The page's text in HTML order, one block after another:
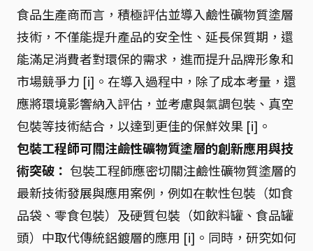
食品生產商而言，積極評估並導入鹼性礦物質塗層
技術，不僅能提升產品的安全性、延長保質期，還
能滿足消費者對環保的需求，進而提升品牌形象和
市場競爭力 [i]。在導入過程中，除了成本考量，還
應將環境影響納入評估，並考慮與氣調包裝、真空
包裝等技術結合，以達到更佳的保鮮效果 [i]。
包裝工程師可關注鹼性礦物質塗層的創新應用與技
術突破： 包裝工程師應密切關注鹼性礦物質塗層的
最新技術發展與應用案例，例如在軟性包裝（如食
品袋、零食包裝）及硬質包裝（如飲料罐、食品罐
頭）中取代傳統鋁鍍層的應用 [i]。同時，研究如何